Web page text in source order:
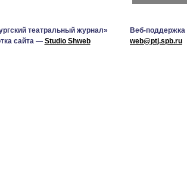
театральный журнал»
сайта — Studio Shweb
Веб-поддержка
web@ptj.spb.ru